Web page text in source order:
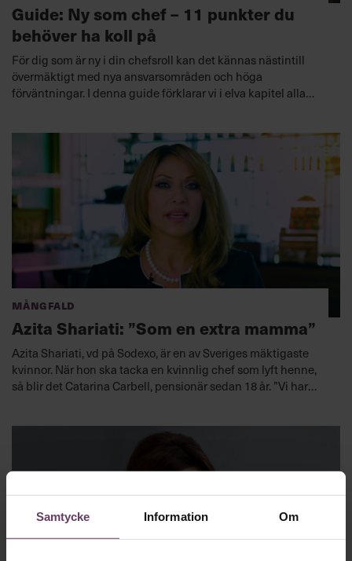
Samtycke Information Om
Guide: Ny som chef – 11 punkter du
behöver ha koll på
För dig som är ny i din chefsroll kan det kännas nästintill
övermäktigt med nya ansvarsområden och höga
förväntningar. I denna guide förklarar vi i elva kapitel alla
Mångfald
Azita Shariati: ”Som en extra mamma”
Azita Shariati, vd på Sodexo, är en av Sveriges mäktigaste
kvinnor. När hon ska tacka en kvinnlig chef som lyft henne,
så blir det Catarina Carbell, pensionär sedan 18 år. ”Vi har